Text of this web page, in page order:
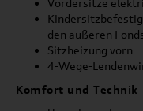
Vordersitze
den äußeren
Sitzheizung vorn
4-Wege-
Komfort und Technik